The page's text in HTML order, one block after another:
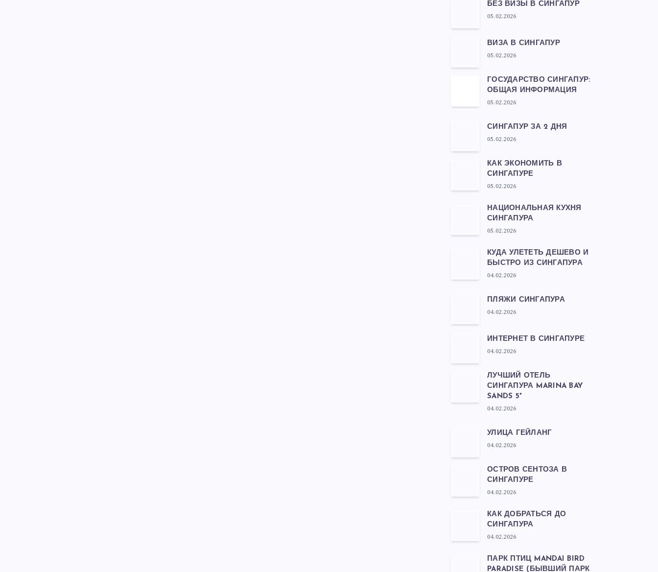
БЕЗ ВИЗЫ В СИНГАПУР
05.02.2026
ВИЗА В СИНГАПУР
05.02.2026
ГОСУДАРСТВО СИНГАПУР:
ОБЩАЯ ИНФОРМАЦИЯ
05.02.2026
СИНГАПУР ЗА 2 ДНЯ
05.02.2026
КАК ЭКОНОМИТЬ В
СИНГАПУРЕ
05.02.2026
НАЦИОНАЛЬНАЯ КУХНЯ
СИНГАПУРА
05.02.2026
КУДА УЛЕТЕТЬ ДЕШЕВО И
БЫСТРО ИЗ СИНГАПУРА
04.02.2026
ПЛЯЖИ СИНГАПУРА
04.02.2026
ИНТЕРНЕТ В СИНГАПУРЕ
04.02.2026
ЛУЧШИЙ ОТЕЛЬ
СИНГАПУРА MARINA BAY
SANDS 5*
04.02.2026
УЛИЦА ГЕЙЛАНГ
04.02.2026
ОСТРОВ СЕНТОЗА В
СИНГАПУРЕ
04.02.2026
КАК ДОБРАТЬСЯ ДО
СИНГАПУРА
04.02.2026
ПАРК ПТИЦ MANDAI BIRD
PARADISE (БЫВШИЙ ПАРК